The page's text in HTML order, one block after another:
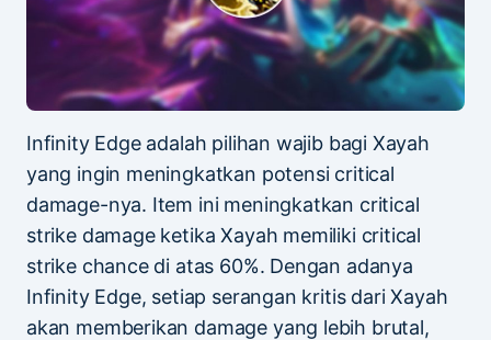
Infinity Edge adalah pilihan wajib bagi Xayah
yang ingin meningkatkan potensi critical
damage-nya. Item ini meningkatkan critical
strike damage ketika Xayah memiliki critical
strike chance di atas 60%. Dengan adanya
Infinity Edge, setiap serangan kritis dari Xayah
akan memberikan damage yang lebih brutal,